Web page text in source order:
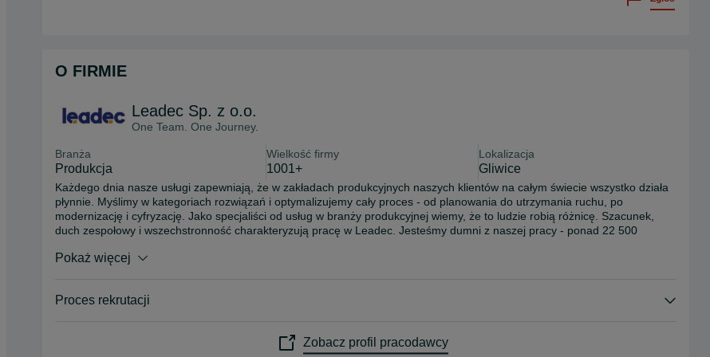
O FIRMIE
Leadec Sp. z o.o.
One Team. One Journey.
Branża
Produkcja
Wielkość firmy
1001+
Lokalizacja
Gliwice
Każdego dnia nasze usługi zapewniają, że w zakładach produkcyjnych naszych klientów na całym świecie wszystko działa
płynnie. Myślimy w kategoriach rozwiązań i optymalizujemy cały proces - od planowania do utrzymania ruchu, po
modernizację i cyfryzację. Jako specjaliści od usług w branży produkcyjnej wiemy, że to ludzie robią różnicę. Szacunek,
duch zespołowy i wszechstronność charakteryzują pracę w Leadec. Jesteśmy dumni z naszej pracy - ponad 22 500
Pokaż więcej
Proces rekrutacji
Zobacz profil pracodawcy